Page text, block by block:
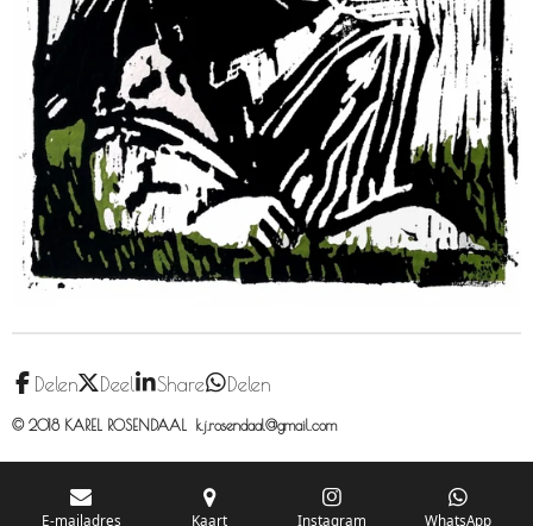
Delen Deel Share Delen
© 2018 KAREL ROSENDAAL k.j.rosendaal@gmail.com
E-mailadres Kaart Instagram WhatsApp